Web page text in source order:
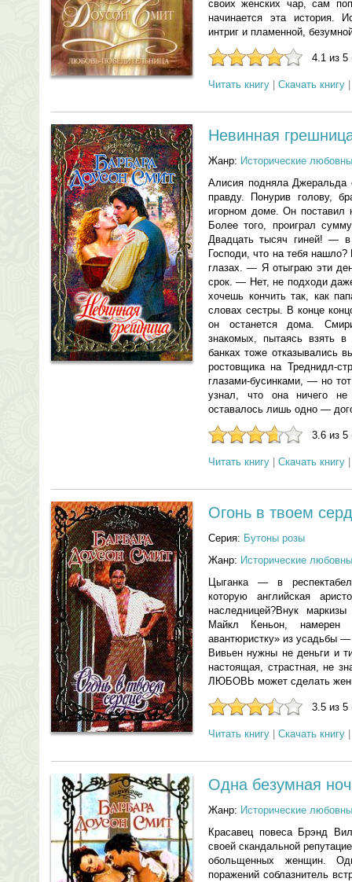
своих женских чар, сам
начинается эта история.
интриг и пламенной,
4.1 из 5
Читать книгу Скачать книгу
Невинная
Жанр: Исторические
Алисия подняла Джеральда
правду. Понурив голову,
игорном доме. Он поставил
Более того, проиграл
Двадцать тысяч гиней! —
Господи, что на тебя
глазах. — Я отыграю эти
срок. — Нет, не подходи
хочешь кончить так, как
словах сестры. В конце
он останется дома.
знакомых, пытаясь взять
банках тоже отказывались
ростовщика на Треднидл-
глазами-бусинками, — но
узнал, что она ничего
оставалось лишь одно —
3.6 из 5
Читать книгу Скачать книгу
Огонь в твоем
Серия: Бутоны розы
Жанр: Исторические
Цыганка — в
которую английская
наследницей?Внук
Майкл Кеньон, намерен
авантюристку» из усадьбы
Вивьен нужны не деньги и
настоящая, страстная, не
ЛЮБОВЬ может сделать
3.5 из 5
Читать книгу Скачать книгу
Одна безумная
Жанр: Исторические
Красавец повеса Брэнд
своей скандальной
обольщенных женщин.
поражений соблазнитель